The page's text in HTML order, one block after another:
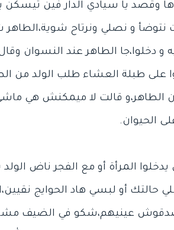
يا سيادي الدار فين تيسكن
و نصلي ونرتاح
و دخلوا،جا الطاهر عند النسوان
طبلة العشاء طلب الولد من
قالت لا ميمكنش هي
المرأة أو مع الفجر ناض
حالتك أو لبسي هاد الحوايج
عينيهم،شكو في الضيف